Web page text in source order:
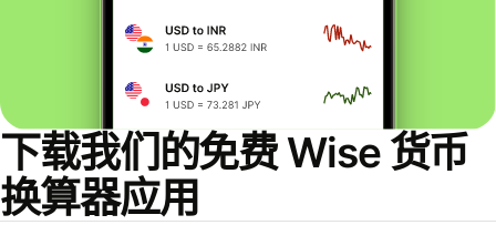
下载我们的免费 Wise 货币
换算器应用